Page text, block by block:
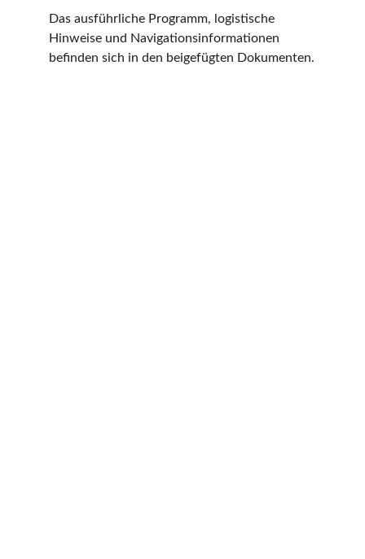
Das ausführliche Programm, logistische
Hinweise und Navigationsinformationen
befinden sich in den beigefügten Dokumenten.